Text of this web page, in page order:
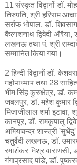
11 संस्कृत विद्वानों डॉ.
तिरुपति, श्री हरिराम
सर्राफ भोपाल, डॉ.
कैलाशनाथ द्विवेदी औरैया,
लखनऊ तथा पं. श्री
सम्मानित किया गया।
2 हिन्दी विद्वानों डॉ.
महोपाध्याय तथा 28
भीम सिंह कुरुक्षेत्र, डॉ.
जबलपुर, डॉ. महेश कुमार
मिजाजीलाल शर्मा इटावा,
कानपूर, डॉ. रामकृपालु
अमियचन्द्र शास्त्री
चतुर्वेदी लखनऊ, डॉ.
रमाशंकर मिश्र वाराणसी,
गंगाप्रसाद पांडे, डॉ.